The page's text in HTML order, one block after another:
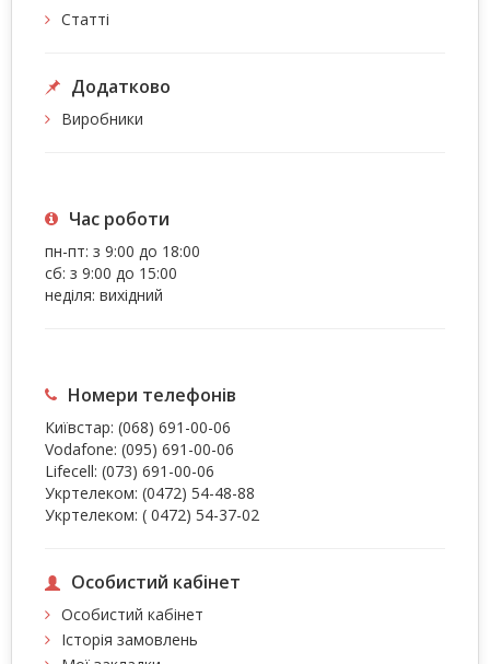
Статті
Додатково
Виробники
Час роботи
пн-пт: з 9:00 до 18:00
сб: з 9:00 до 15:00
неділя: вихідний
Номери телефонів
Київстар: (068) 691-00-06
Vodafone: (095) 691-00-06
Lifecell: (073) 691-00-06
Укртелеком: (0472) 54-48-88
Укртелеком: ( 0472) 54-37-02
Особистий кабінет
Особистий кабінет
Історія замовлень